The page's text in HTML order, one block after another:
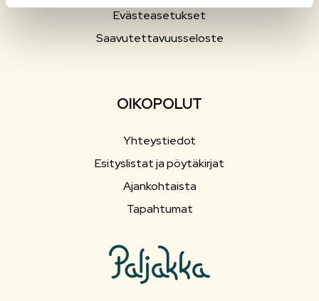
Evästeasetukset
Saavutettavuusseloste
OIKOPOLUT
Yhteystiedot
Esityslistat ja pöytäkirjat
Ajankohtaista
Tapahtumat